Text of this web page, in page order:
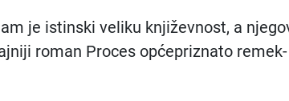
je istinski veliku književnost, a
roman Proces općepriznato remek-